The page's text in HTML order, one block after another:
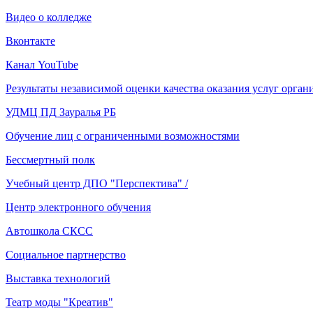
Видео о колледже
Вконтакте
Канал YouTube
Результаты независимой оценки качества оказания услуг
УДМЦ ПД Зауралья РБ
Обучение лиц с ограниченными возможностями
Бессмертный полк
Учебный центр ДПО "Перспектива" /
Центр электронного обучения
Автошкола СКСС
Социальное партнерство
Выставка технологий
Театр моды "Креатив"